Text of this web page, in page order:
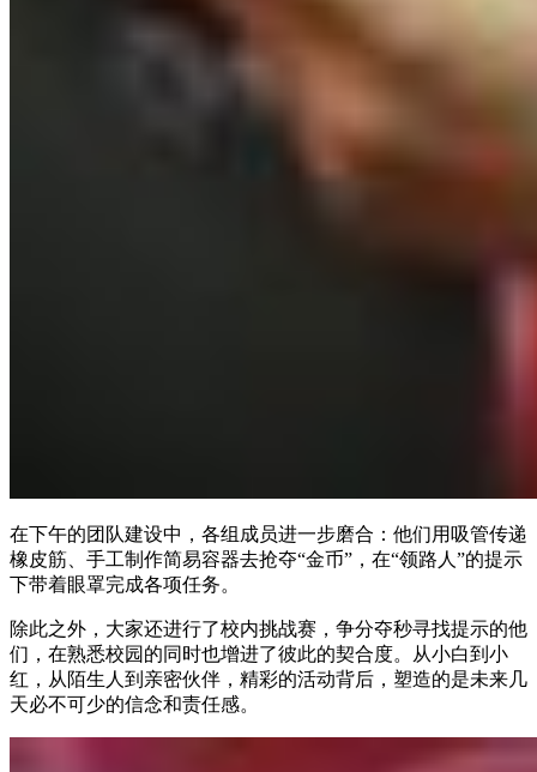
在下午的团队建设中，各组成员进一步磨合：他们用吸管传递
橡皮筋、手工制作简易容器去抢夺“金币”，在“领路人”的提示
下带着眼罩完成各项任务。
除此之外，大家还进行了校内挑战赛，争分夺秒寻找提示的他
们，在熟悉校园的同时也增进了彼此的契合度。从小白到小
红，从陌生人到亲密伙伴，精彩的活动背后，塑造的是未来几
天必不可少的信念和责任感。